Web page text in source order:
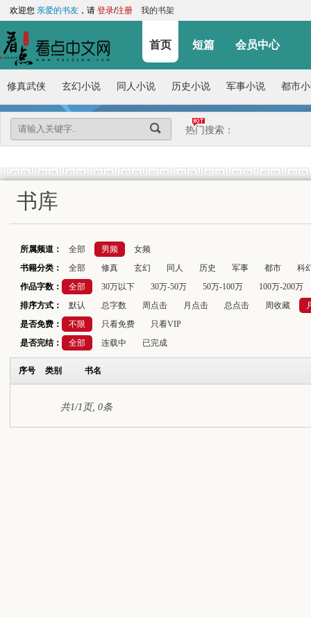
欢迎您 亲爱的书友 ，请 登录/注册 我的书架
首页 短篇 会员中心
修真武侠 玄幻小说 同人小说 历史小说 军事小说 都市
热门搜索：
书库
所属频道： 全部 男频
女频
书籍分类：
全部 修真 玄幻 同人 历史 军事 都市
科
作品字数：
全部 30万以下 30万-50万 50万-100万
100万-200万
排序方式：
默认 总字数 周点击 月点击 总点击 周收藏
是否免费：
不限 只看免费
只看VIP
是否完结：
全部 连载中 已完成
序号 类别 书名
共1/1页, 0条